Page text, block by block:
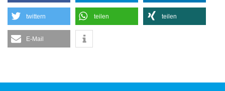
twittern teilen teilen
E-Mail